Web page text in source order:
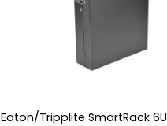
Eaton/Tripplite SmartRack 6U